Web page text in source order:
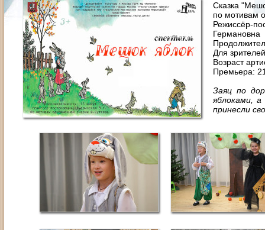
Сказка
по мотивам
Германовна
Для
Возраст
Премьера:
Заяц по
яблоками,
принесли